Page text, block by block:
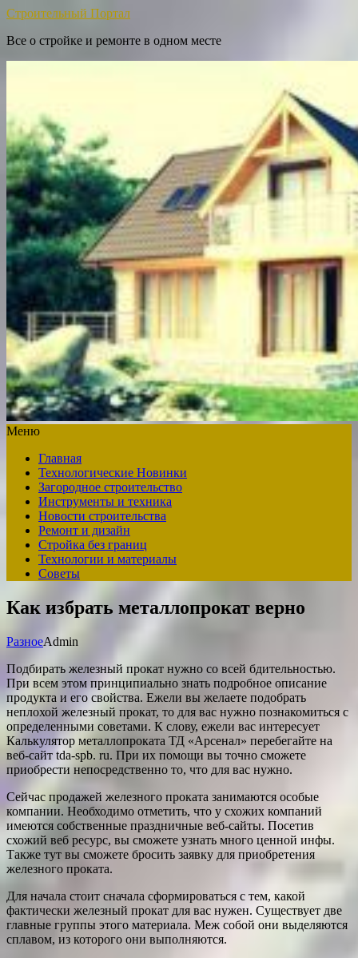
Строительный Портал
Все о стройке и ремонте в одном месте
Меню
Главная
Технологические Новинки
Загородное строительство
Инструменты и техника
Новости строительства
Ремонт и дизайн
Стройка без границ
Технологии и материалы
Советы
Как избрать металлопрокат верно
РазноеAdmin
Подбирать железный прокат нужно со всей бдительностью.
При всем этом принципиально знать подробное описание
продукта и его свойства. Ежели вы желаете подобрать
неплохой железный прокат, то для вас нужно познакомиться с
определенными советами. К слову, ежели вас интересует
Калькулятор металлопроката ТД «Арсенал» перебегайте на
веб-сайт tda-spb. ru. При их помощи вы точно сможете
приобрести непосредственно то, что для вас нужно.
Сейчас продажей железного проката занимаются особые
компании. Необходимо отметить, что у схожих компаний
имеются собственные праздничные веб-сайты. Посетив
схожий веб ресурс, вы сможете узнать много ценной инфы.
Также тут вы сможете бросить заявку для приобретения
железного проката.
Для начала стоит сначала сформироваться с тем, какой
фактически железный прокат для вас нужен. Существует две
главные группы этого материала. Меж собой они выделяются
сплавом, из которого они выполняются.